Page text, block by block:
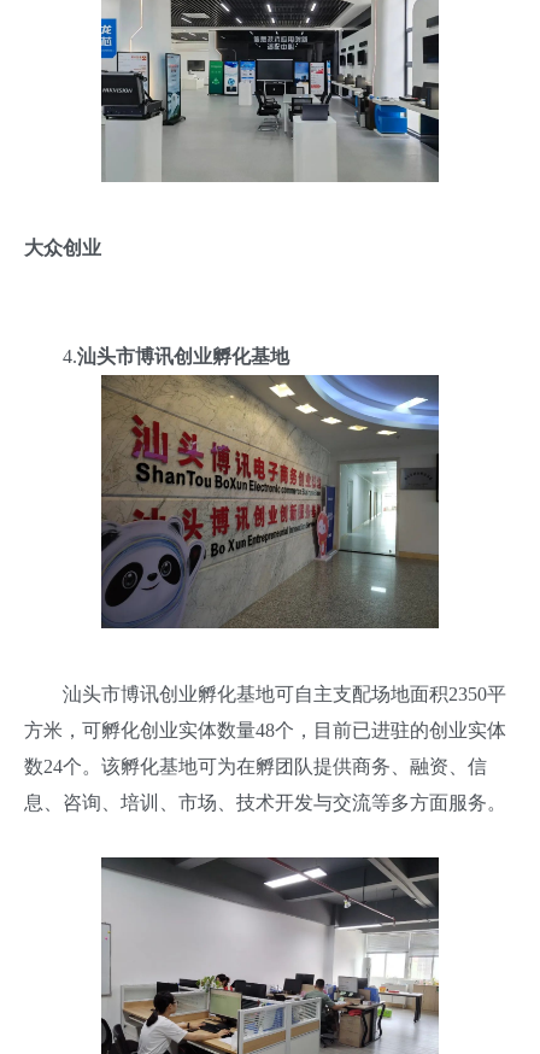
大众创业
4.汕头市博讯创业孵化基地
汕头市博讯创业孵化基地可自主支配场地面积2350平
方米，可孵化创业实体数量48个，目前已进驻的创业实体
数24个。该孵化基地可为在孵团队提供商务、融资、信
息、咨询、培训、市场、技术开发与交流等多方面服务。